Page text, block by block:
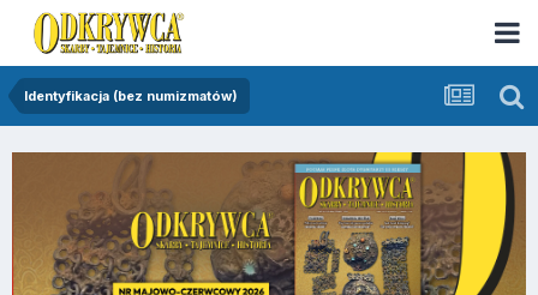
Identyfikacja (bez numizmatów)